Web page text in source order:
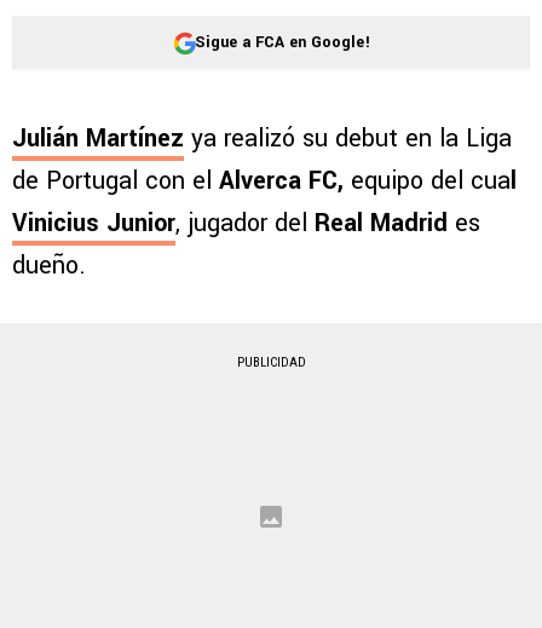
Sigue a FCA en Google!
Julián Martínez ya realizó su debut en la Liga
de Portugal con el Alverca FC, equipo del cual
Vinicius Junior, jugador del Real Madrid es
dueño.
PUBLICIDAD